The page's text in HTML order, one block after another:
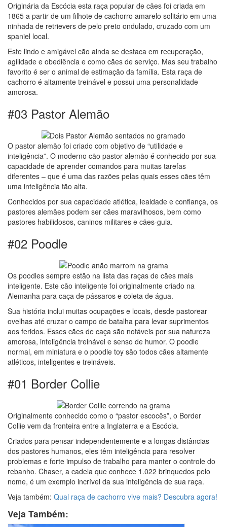
Originária da Escócia esta raça popular de cães foi criada em
1865 a partir de um filhote de cachorro amarelo solitário em uma
ninhada de retrievers de pelo preto ondulado, cruzado com um
spaniel local.
Este lindo e amigável cão ainda se destaca em recuperação,
agilidade e obediência e como cães de serviço. Mas seu trabalho
favorito é ser o animal de estimação da família. Esta raça de
cachorro é altamente treinável e possui uma personalidade
amorosa.
#03 Pastor Alemão
O pastor alemão foi criado com objetivo de “utilidade e
inteligência”. O moderno cão pastor alemão é conhecido por sua
capacidade de aprender comandos para muitas tarefas
diferentes – que é uma das razões pelas quais esses cães têm
uma inteligência tão alta.
Conhecidos por sua capacidade atlética, lealdade e confiança, os
pastores alemães podem ser cães maravilhosos, bem como
pastores habilidosos, caninos militares e cães-guia.
#02 Poodle
Os poodles sempre estão na lista das raças de cães mais
inteligente. Este cão inteligente foi originalmente criado na
Alemanha para caça de pássaros e coleta de água.
Sua história inclui muitas ocupações e locais, desde pastorear
ovelhas até cruzar o campo de batalha para levar suprimentos
aos feridos. Esses cães de caça são notáveis por sua natureza
amorosa, inteligência treinável e senso de humor. O poodle
normal, em miniatura e o poodle toy são todos cães altamente
atléticos, inteligentes e treináveis.
#01 Border Collie
Originalmente conhecido como o “pastor escocês”, o Border
Collie vem da fronteira entre a Inglaterra e a Escócia.
Criados para pensar independentemente e a longas distâncias
dos pastores humanos, eles têm inteligência para resolver
problemas e forte impulso de trabalho para manter o controle do
rebanho. Chaser, a cadela que conhece 1.022 brinquedos pelo
nome, é um exemplo incrível da sua inteligência de sua raça.
Veja também: Qual raça de cachorro vive mais? Descubra agora!
Veja Também: